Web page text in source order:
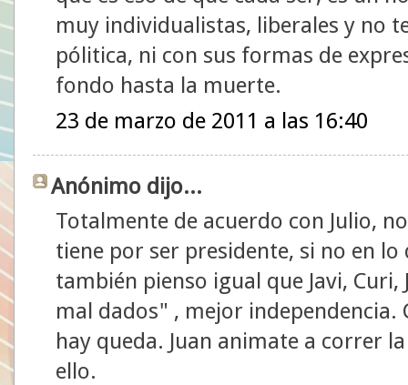
muy individualistas, liberales y no
pólitica, ni con sus formas de
fondo hasta la muerte.
23 de marzo de 2011 a las 16:40
Anónimo dijo...
Totalmente de acuerdo con Julio,
tiene por ser presidente, si no en
también pienso igual que Javi,
mal dados" , mejor independencia.
hay queda. Juan animate a correr
ello.